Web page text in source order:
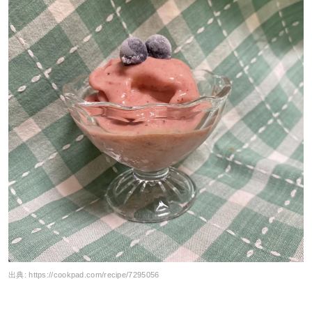
出典:https://cookpad.com/recipe/7295056